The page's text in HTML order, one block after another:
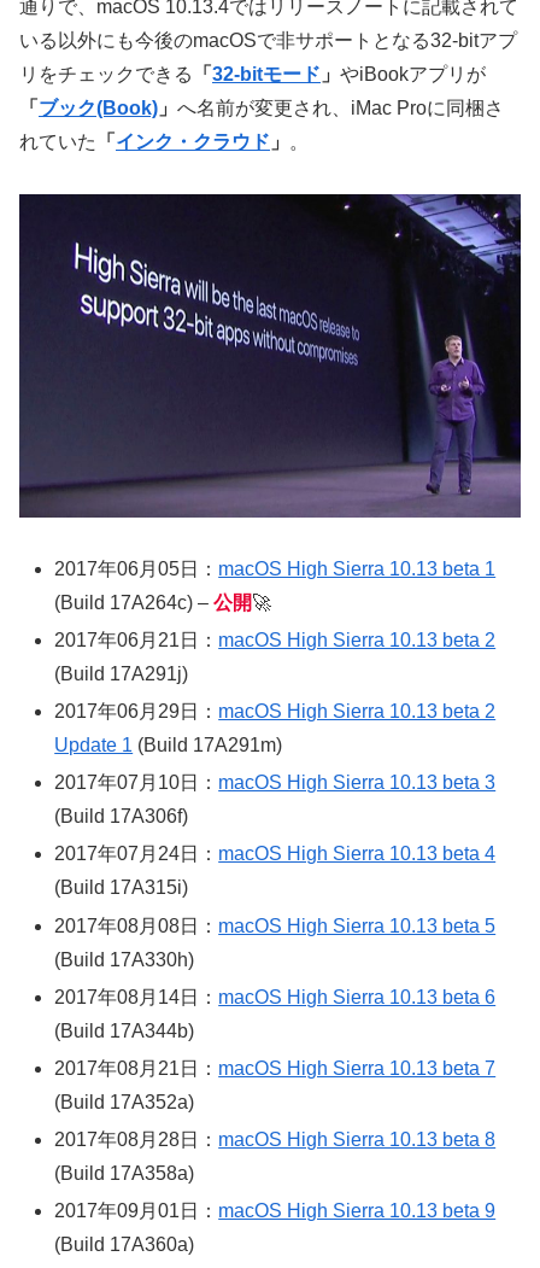
通りで、macOS 10.13.4ではリリースノートに記載されて
いる以外にも今後のmacOSで非サポートとなる32-bitアプ
リをチェックできる
「 32-bitモード 」 やiBookアプリが
「 ブック(Book) 」 へ名前が変更され、iMac Proに同梱さ
れていた
「 インク・クラウド 」 。
2017年06月05日： macOS High Sierra 10.13 beta 1
(Build 17A264c) –公開🚀
2017年06月21日： macOS High Sierra 10.13 beta 2
(Build 17A291j)
2017年06月29日： macOS High Sierra 10.13 beta 2
Update 1 (Build 17A291m)
2017年07月10日： macOS High Sierra 10.13 beta 3
(Build 17A306f)
2017年07月24日： macOS High Sierra 10.13 beta 4
(Build 17A315i)
2017年08月08日： macOS High Sierra 10.13 beta 5
(Build 17A330h)
2017年08月14日： macOS High Sierra 10.13 beta 6
(Build 17A344b)
2017年08月21日： macOS High Sierra 10.13 beta 7
(Build 17A352a)
2017年08月28日： macOS High Sierra 10.13 beta 8
(Build 17A358a)
2017年09月01日： macOS High Sierra 10.13 beta 9
(Build 17A360a)